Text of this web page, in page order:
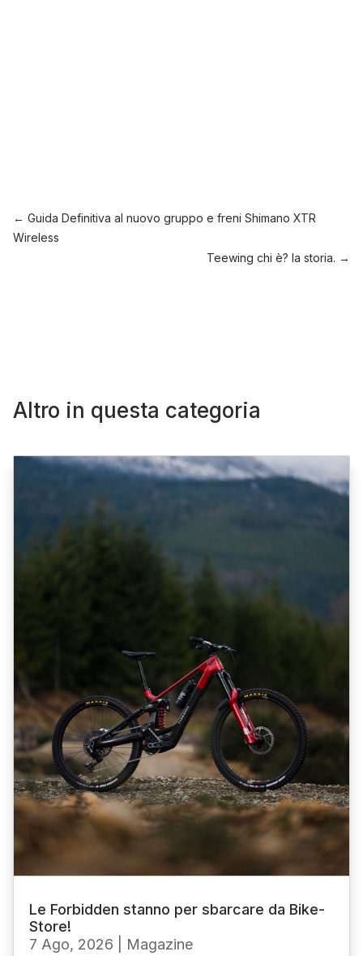
←Guida Definitiva al nuovo gruppo e freni Shimano XTR
Wireless
Teewing chi è? la storia. →
Altro in questa categoria
Le Forbidden stanno per sbarcare da Bike-
Store!
7 Ago, 2026
Magazine